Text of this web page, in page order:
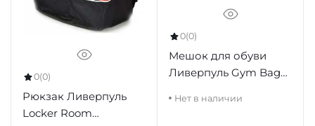
0(0)
Рюкзак Ливерпуль
Locker Room
0(0)
Мешок для обуви
Ливерпуль Gym Bag
Нет в наличии